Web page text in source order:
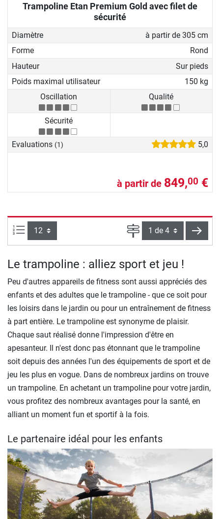
Trampoline Etan Premium Gold avec filet de
sécurité
Diamètre
à partir de 305 cm
Forme
Rond
Hauteur
Sur pieds
Poids maximal utilisateur
150 kg
Oscillation
Qualité
Sécurité
Evaluations (1) 5,0
à partir de 849,00 €
Articles par page : Page
Le trampoline : alliez sport et jeu !
Peu d'autres appareils de fitness sont aussi appréciés des
enfants et des adultes que le trampoline - que ce soit pour
les loisirs dans le jardin ou pour un entraînement de fitness
à part entière. Le trampoline est synonyme de plaisir.
Chaque saut réalisé donne l'impression d'être en
apesanteur. Il n'est donc pas étonnant que le trampoline
soit depuis des années l'un des équipements de sport et de
jeu les plus en vogue. Dans de nombreux jardins on trouve
un trampoline. En achetant un trampoline pour votre jardin,
vous profitez des nombreux avantages pour la santé, en
alliant un moment fun et sportif à la fois.
Le partenaire idéal pour les enfants